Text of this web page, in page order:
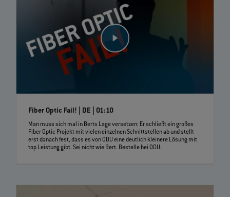
Fiber Optic Fail! | DE | 01:10
Man muss sich mal in Berts Lage versetzen: Er schließt ein großes
Fiber Optic Projekt mit vielen einzelnen Schnittstellen ab und stellt
erst danach fest, dass es von ODU eine deutlich kleinere Lösung mit
top Leistung gibt. Sei nicht wie Bert. Bestelle bei ODU.